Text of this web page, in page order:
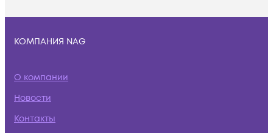
КОМПАНИЯ NAG
О компании
Новости
Контакты